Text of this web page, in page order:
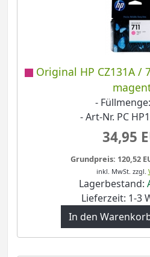
Original HP CZ131A /
-
- Art-Nr. PC
34,95
Grundpreis: 120,52
inkl. MwSt. zzgl.
Lagerbestand:
Lieferzeit: 1-3
In den